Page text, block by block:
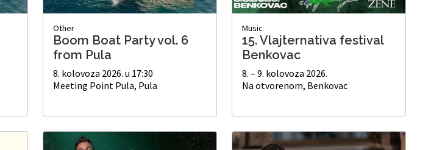
Other
Boom Boat Party vol. 6
from Pula
8. kolovoza 2026. u 17:30
Meeting Point Pula, Pula
Music
15. Vlajternativa festival
Benkovac
8. – 9. kolovoza 2026.
Na otvorenom, Benkovac